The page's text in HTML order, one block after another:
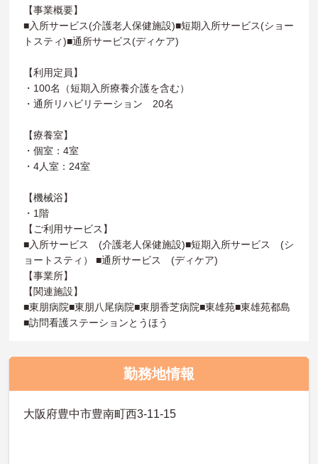
【事業概要】
■入所サービス(介護老人保健施設)■短期入所サービス(ショー
トスティ)■通所サービス(ディケア)
【利用定員】
・100名（短期入所療養介護を含む）
・通所リハビリテーション 20名
【療養室】
・個室：4室
・4人室：24室
【機械浴】
・1階
【ご利用サービス】
■入所サービス (介護老人保健施設)■短期入所サービス (シ
ョートスティ） ■通所サービス (ディケア)
【事業所】
【関連施設】
■東朋病院■東朋八尾病院■東朋香芝病院■東雄苑■東雄苑都島
■訪問看護ステーションとうほう
勤務地情報
大阪府豊中市豊南町西3-11-15